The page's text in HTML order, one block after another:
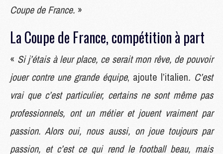
Coupe de France. »
La Coupe de France, compétition à part
« Si j’étais à leur place, ce serait mon rêve, de pouvoir
jouer contre une grande équipe, ajoute l’italien. C’est
vrai que c’est particulier, certains ne sont même pas
professionnels, ont un métier et jouent vraiment par
passion. Alors oui, nous aussi, on joue toujours par
passion, et c’est ce qui rend le football beau, mais